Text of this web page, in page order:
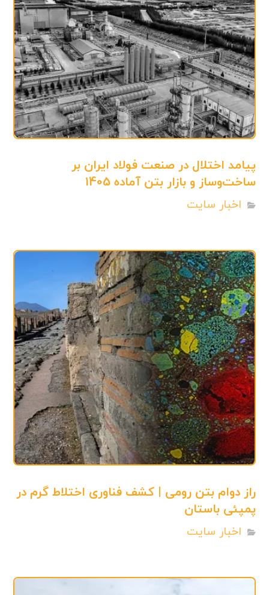
پیامد اختلال در صنعت فولاد ایران بر
ساخت‌وساز و بازار بتن آماده 1405
اخبار سایت
راز دوام بتن رومی | کشف فناوری اختلاط گرم در
پمپئی باستان
اخبار سایت